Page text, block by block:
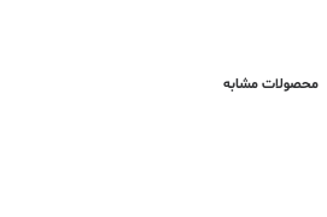
محصولات مشابه